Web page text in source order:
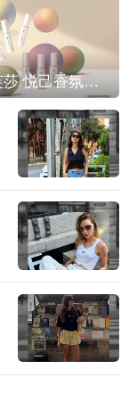
IPSA茵芙莎 悦己香氛凝露上市